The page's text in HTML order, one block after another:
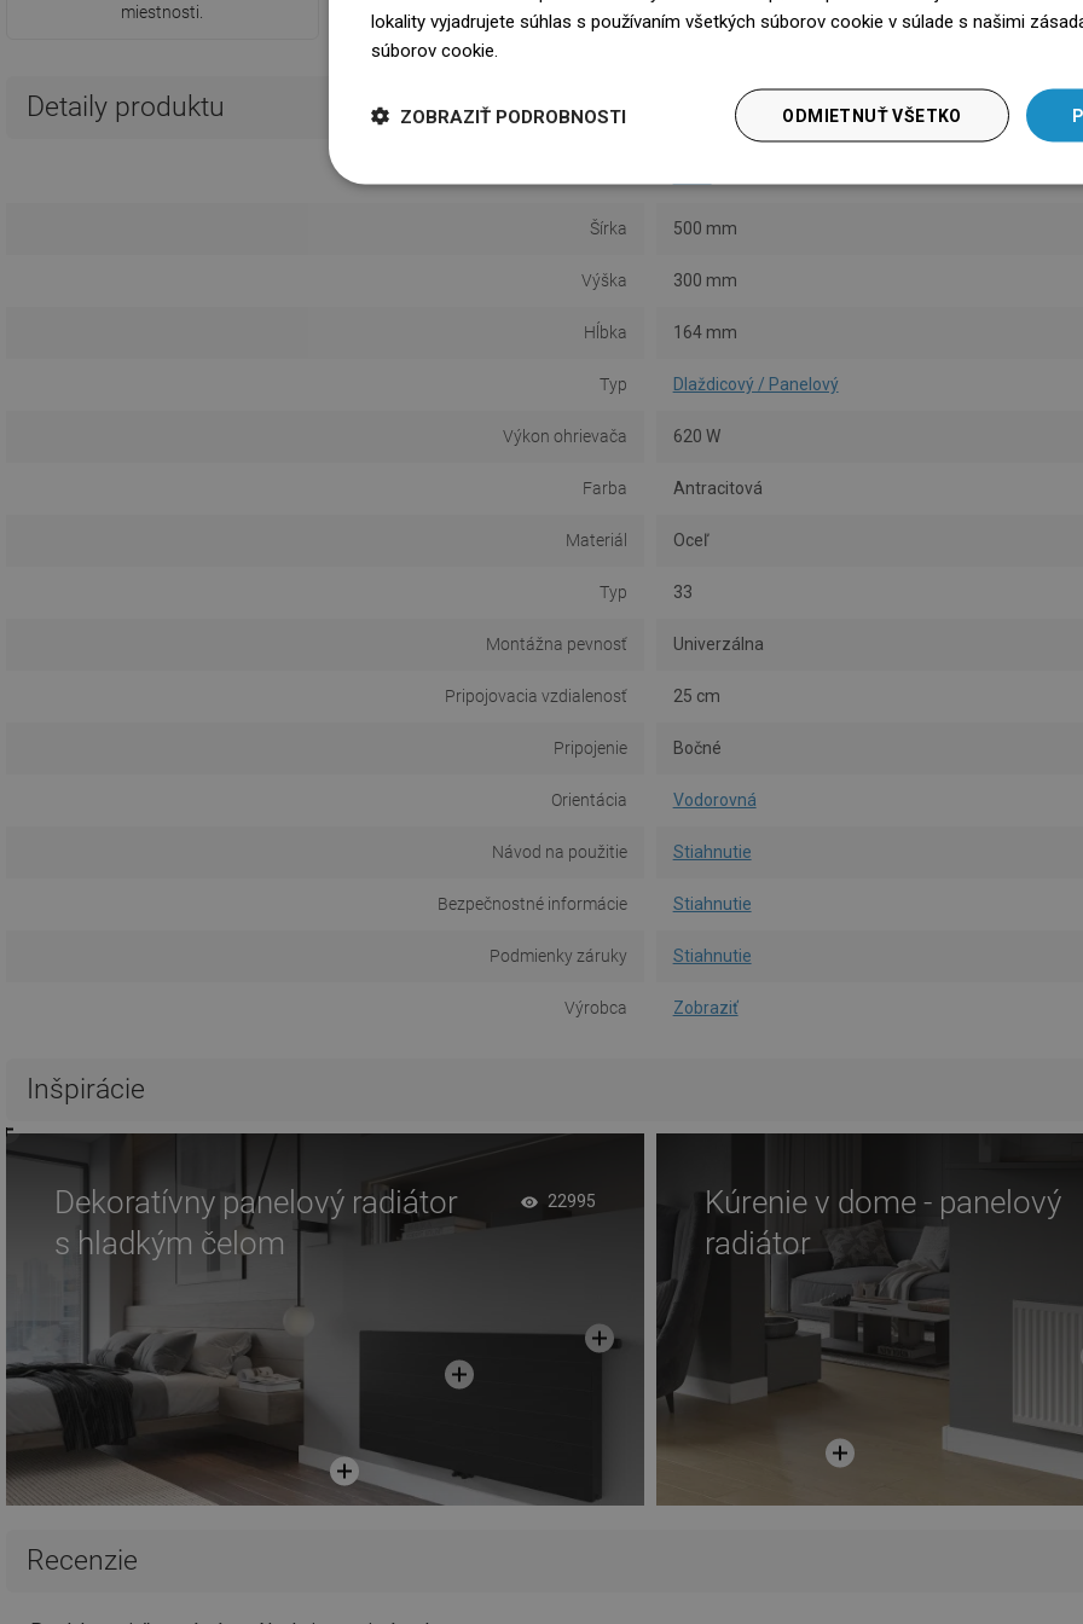
miestnosti.
vlhkosti v miestnosti.
Detaily produktu
Šírka 500 mm
Výška 300 mm
Hĺbka 164 mm
Typ Dlaždicový / Panelový
Výkon ohrievača 620 W
Farba Antracitová
Materiál Oceľ
Typ 33
Montážna pevnosť Univerzálna
Pripojovacia vzdialenosť 25 cm
Pripojenie Bočné
Orientácia Vodorovná
Návod na použitie Stiahnutie
Bezpečnostné informácie Stiahnutie
Podmienky záruky Stiahnutie
Výrobca Zobraziť
Inšpirácie
Dekoratívny panelový radiátor
s hladkým čelom
22995
Kúrenie v dome - panelový
radiátor
Recenzie
lokality vyjadrujete súhlas s používaním všetkých súborov cookie v súlade s našimi
súborov cookie.
ODMIETNUŤ VŠETKO
ZOBRAZIŤ PODROBNOSTI